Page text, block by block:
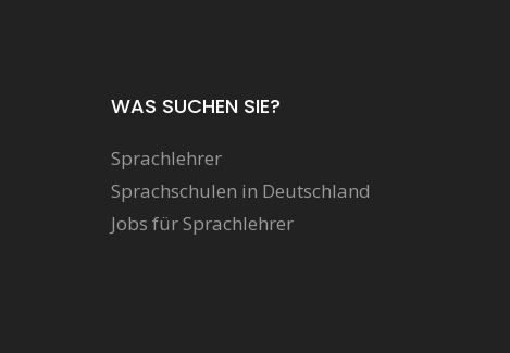
WAS SUCHEN SIE?
Sprachlehrer
Sprachschulen in Deutschland
Jobs für Sprachlehrer